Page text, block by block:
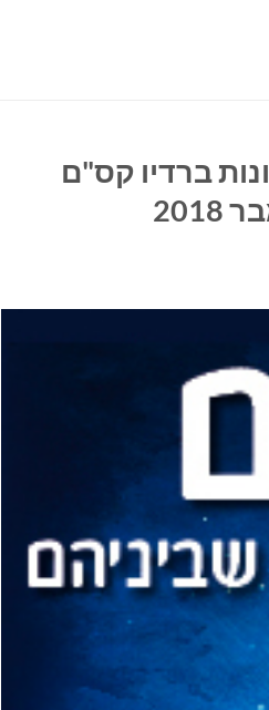
ברדיו קס"ם